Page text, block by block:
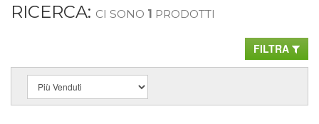
RICERCA: CI SONO 1 PRODOTTI
FILTRA